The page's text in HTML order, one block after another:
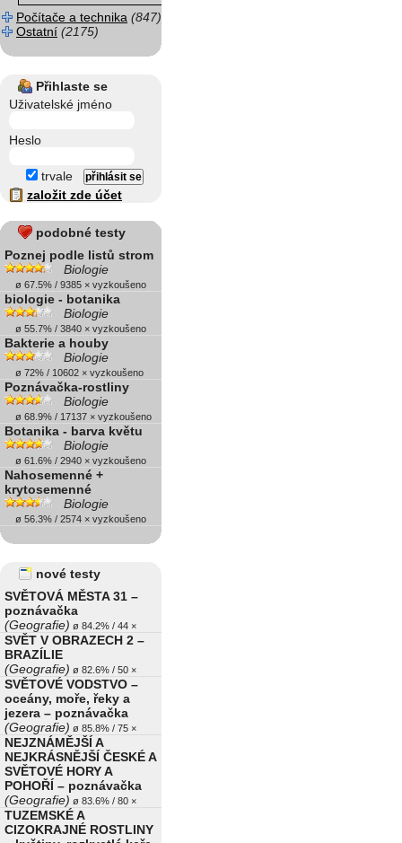
Počítače a technika (847)
Ostatní (2175)
Přihlaste se
Uživatelské jméno
Heslo
trvale
založit zde účet
podobné testy
Poznej podle listů strom
Biologie
ø 67.5% / 9385 × vyzkoušeno
biologie - botanika
Biologie
ø 55.7% / 3840 × vyzkoušeno
Bakterie a houby
Biologie
ø 72% / 10602 × vyzkoušeno
Poznávačka-rostliny
Biologie
ø 68.9% / 17137 × vyzkoušeno
Botanika - barva květu
Biologie
ø 61.6% / 2940 × vyzkoušeno
Nahosemenné +
krytosemenné
Biologie
ø 56.3% / 2574 × vyzkoušeno
nové testy
SVĚTOVÁ MĚSTA 31 –
poznávačka
(Geografie) ø 84.2% / 44 ×
SVĚT V OBRAZECH 2 –
BRAZÍLIE
(Geografie) ø 82.6% / 50 ×
SVĚTOVÉ VODSTVO –
oceány, moře, řeky a
jezera – poznávačka
(Geografie) ø 85.8% / 75 ×
NEJZNÁMĚJŠÍ A
NEJKRÁSNĚJŠÍ ČESKÉ A
SVĚTOVÉ HORY A
POHOŘÍ – poznávačka
(Geografie) ø 83.6% / 80 ×
TUZEMSKÉ A
CIZOKRAJNÉ ROSTLINY